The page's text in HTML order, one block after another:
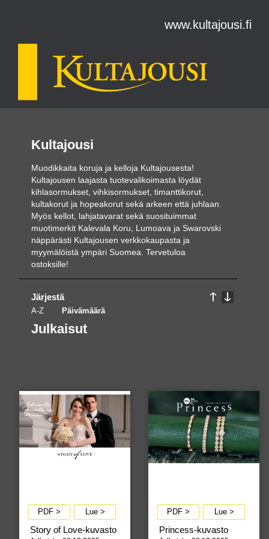
www.kultajousi.fi
Kultajousi
Muodikkaita koruja ja kelloja Kultajousesta!
Kultajousen laajasta tuotevalikoimasta löydät
kihlasormukset, vihkisormukset, timanttikorut,
kultakorut ja hopeakorut sekä arkeen että juhlaan.
Myös kellot, lahjatavarat sekä suosituimmat
muotimerkit Kalevala Koru, Lumoava ja Swarovski
näppärästi Kultajousen verkkokaupasta ja
myymälöistä ympäri Suomea. Tervetuloa
ostoksille!
Järjestä
A-Z Päivämäärä
Julkaisut
Story of Love-kuvasto
PDF > Lue >
Princess-kuvasto
PDF > Lue >